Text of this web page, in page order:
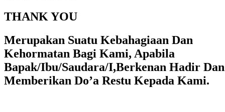
THANK YOU
Merupakan Suatu Kebahagiaan Dan
Kehormatan Bagi Kami, Apabila
Bapak/Ibu/Saudara/I,Berkenan Hadir Dan
Memberikan Do’a Restu Kepada Kami.